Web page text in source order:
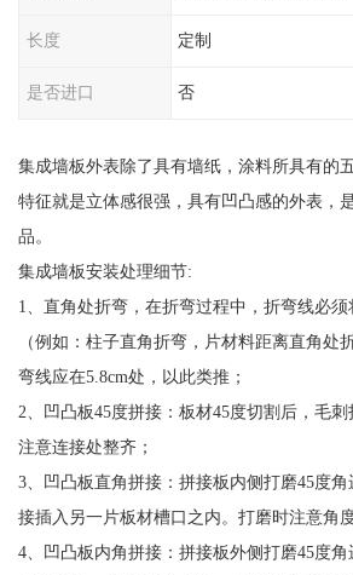
长度 定制
是否进口 否
集成墙板外表除了具有墙纸，涂料所具有的
特征就是立体感很强，具有凹凸感的外表，
品。
集成墙板安装处理细节:
1、直角处折弯，在折弯过程中，折弯线必
（例如：柱子直角折弯，片材料距离直角处
弯线应在5.8cm处，以此类推；
2、凹凸板45度拼接：板材45度切割后，毛
注意连接处整齐；
3、凹凸板直角拼接：拼接板内侧打磨45度
接插入另一片板材槽口之内。打磨时注意角
4、凹凸板内角拼接：拼接板外侧打磨45度